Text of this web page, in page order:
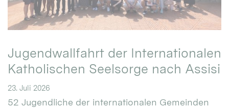
Jugendwallfahrt der Internationalen
Katholischen Seelsorge nach Assisi
23. Juli 2026
52 Jugendliche der internationalen Gemeinden